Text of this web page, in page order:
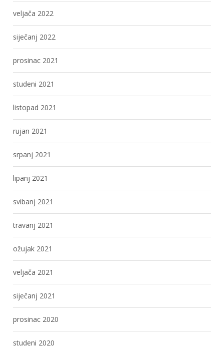
veljača 2022
siječanj 2022
prosinac 2021
studeni 2021
listopad 2021
rujan 2021
srpanj 2021
lipanj 2021
svibanj 2021
travanj 2021
ožujak 2021
veljača 2021
siječanj 2021
prosinac 2020
studeni 2020